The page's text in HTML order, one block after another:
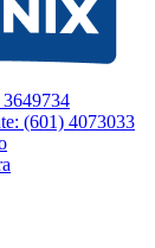
3649734
(601) 4073033